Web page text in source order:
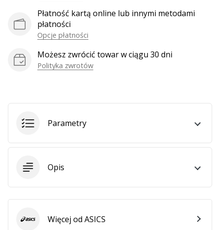
jako
Ambasador
Płatność kartą online lub innymi metodami
płatności
Opcje płatności
Możesz zwrócić towar w ciągu 30 dni
Polityka zwrotów
Parametry
Opis
ASICS Więcej od ASICS